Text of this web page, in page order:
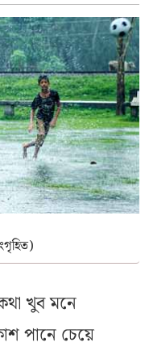
খুব মনে
পানে চেয়ে